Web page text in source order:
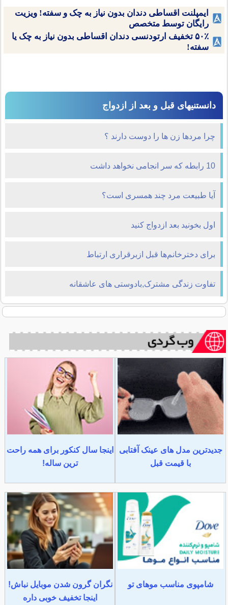
ایمپلنت اقساطی دندان بدون نیاز به چک و سفته! ویزیت
رایگان توسط متخصص
۵۰٪ تخفیف ارتودنسی دندان اقساطی بدون نیاز به چک یا
سفته!
دانستنیهای قبل و بعد از ازدواج
چرا مردها زن ها را دوست دارند ؟
10 رابطه که سر انجامی نخواهد داشت
آيا طبيعت مرد چند همسرى است؟
اول بخونيد بعد ازدواج کنيد
برای دخترخانم‌ها قبل ازبرقراری ارتباط
تفاوت زندگی مشترک,بادوستی های عاشقانه
جدیدترین مدل های عینک آفتابی
با قیمت قبل
اینجا سال کنکور برای همه راحت
ترین ساله!
شامپوی مناسب موهای تو
نگران گرون شدن موبایل نباش!
اینجا تخفیف خوبی داره